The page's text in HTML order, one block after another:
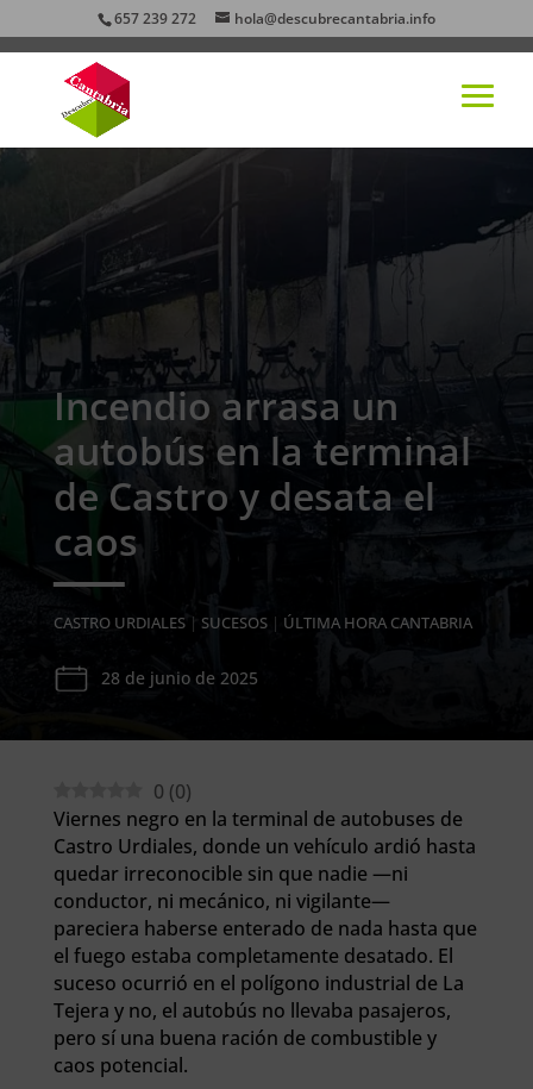
657 239 272 hola@descubrecantabria.info
Incendio arrasa un
autobús en la terminal
de Castro y desata el
caos
CASTRO URDIALES| SUCESOS| ÚLTIMA HORA CANTABRIA
28 de junio de 2025
0 (0)
Viernes negro en la terminal de autobuses de
Castro Urdiales, donde un vehículo ardió hasta
quedar irreconocible sin que nadie —ni
conductor, ni mecánico, ni vigilante—
pareciera haberse enterado de nada hasta que
el fuego estaba completamente desatado. El
suceso ocurrió en el polígono industrial de La
Tejera y no, el autobús no llevaba pasajeros,
pero sí una buena ración de combustible y
caos potencial.